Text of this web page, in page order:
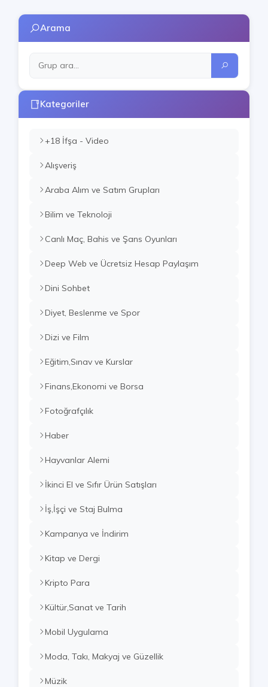
Arama
Kategoriler
+18 İfşa - Video
Alışveriş
Araba Alım ve Satım Grupları
Bilim ve Teknoloji
Canlı Maç, Bahis ve Şans Oyunları
Deep Web ve Ücretsiz Hesap Paylaşım
Dini Sohbet
Diyet, Beslenme ve Spor
Dizi ve Film
Eğitim,Sınav ve Kurslar
Finans,Ekonomi ve Borsa
Fotoğrafçılık
Haber
Hayvanlar Alemi
İkinci El ve Sıfır Ürün Satışları
İş,İşçi ve Staj Bulma
Kampanya ve İndirim
Kitap ve Dergi
Kripto Para
Kültür,Sanat ve Tarih
Mobil Uygulama
Moda, Takı, Makyaj ve Güzellik
Müzik